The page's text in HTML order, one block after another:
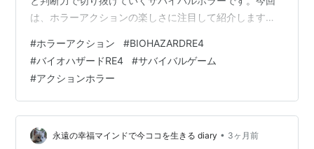
は、ホラーアクションの楽しさに注目して紹介します。
ションを組み合わせたゲームです。レオンを操作して、
危険な場所を進みながら、敵との戦闘や探索に挑みま
す。ただ怖がるだけではなく、限られた弾薬やアイテム
を使って生き残る判断が大切です。 ホラーアクションと
して楽しいポイント 本作は、敵との距離が近く、常に緊
張感があります。敵がゆ…
#ホラーアクション #BIOHAZARDRE4
#バイオハザードRE4 #サバイバルゲーム
#アクションホラー
永遠の幸福マインドで今ココを生きる diary • 3ヶ月前